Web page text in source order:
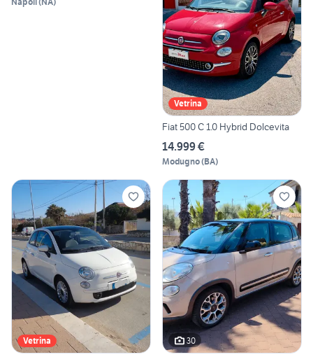
Vetrina
Fiat 500 C 1.0 Hybrid Dolcevita
14.999 €
Modugno(BA)
Vetrina 30